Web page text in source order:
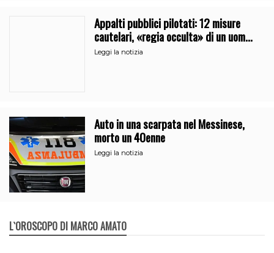
Appalti pubblici pilotati: 12 misure
cautelari, «regia occulta» di un uomo
vicino al clan
Leggi la notizia
Auto in una scarpata nel Messinese,
morto un 40enne
Leggi la notizia
L`OROSCOPO DI MARCO AMATO